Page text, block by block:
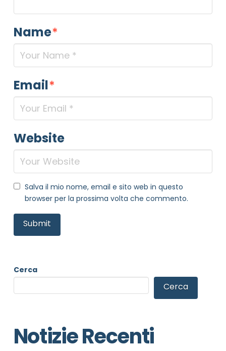
Name*
Email*
Website
Salva il mio nome, email e sito web in questo
browser per la prossima volta che commento.
Cerca
Cerca
Notizie Recenti